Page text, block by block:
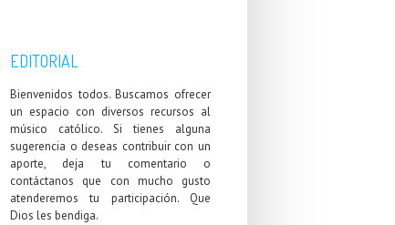
EDITORIAL
Bienvenidos todos. Buscamos ofrecer
un espacio con diversos recursos al
músico católico. Si tienes alguna
sugerencia o deseas contribuir con un
aporte, deja tu comentario o
contáctanos que con mucho gusto
atenderemos tu participación. Que
Dios les bendiga.